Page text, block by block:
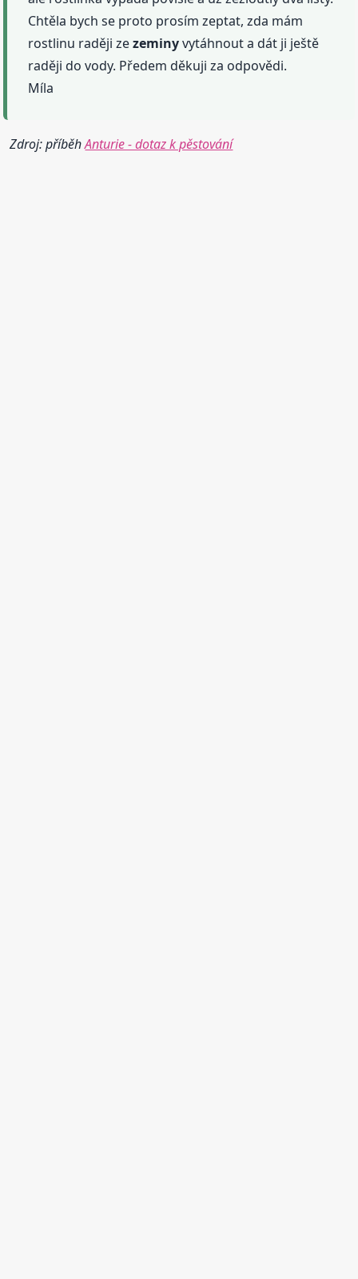
Chtěla bych se proto prosím zeptat, zda mám
rostlinu raději zezeminyvytáhnout a dát ji ještě
raději do vody. Předem děkuji za odpovědi.
Míla
Zdroj: příběhAnturie - dotaz k pěstování